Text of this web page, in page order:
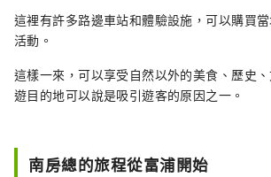
這裡有許多路邊車站和體驗設施，可以購買
活動。
這樣一來，可以享受自然以外的美食、歷史
遊目的地可以說是吸引遊客的原因之一。
南房總的旅程從富浦開始